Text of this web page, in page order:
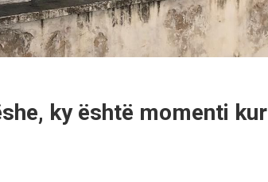
ky është momenti kur